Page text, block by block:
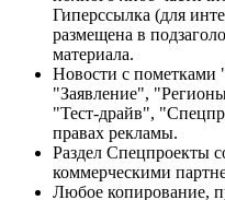
Гиперссылка (для
размещена в
материала.
Новости с
"Заявление",
"Тест-драйв",
правах рекламы.
Раздел Спецпроекты
коммерческими
Любое копирование,